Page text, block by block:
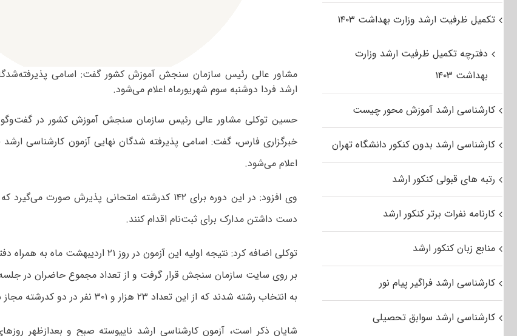
مشاور عالی رئیس سازمان سنجش آموزش کشور گفت: اسامی
ارشد فردا دوشنبه سوم شهریورماه اعلام می‌شود.
حسین توکلی مشاور عالی رئیس سازمان سنجش آموزش کشور در گفت‌وگو
اعلام می‌شود.
وی افزود: در این دوره برای ۱۴۲ کدرشته امتحانی پذیرش
دست داشتن مدارک برای ثبت‌نام اقدام کنند.
توکلی اضافه کرد: نتیجه اولیه این آزمون در روز ۲۱
به انتخاب رشته شدند که از این تعداد ۲۳ هزار و ۳۰۱ نفر در دو کدرشته مجاز شدند.
تکمیل ظرفیت ارشد وزارت بهداشت ۱۴۰۳
دفترچه تکمیل ظرفیت ارشد وزارت
بهداشت ۱۴۰۳
کارشناسی ارشد آموزش محور چیست
کارشناسی ارشد بدون کنکور دانشگاه تهران
رتبه های قبولی کنکور ارشد
کارنامه نفرات برتر کنکور ارشد
منابع زبان کنکور ارشد
کارشناسی ارشد فراگیر پیام نور
کارشناسی ارشد سوابق تحصیلی